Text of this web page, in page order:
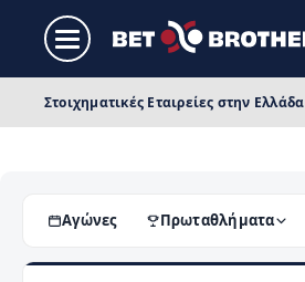
Στοιχηματικές Εταιρείες στην Ελλάδα
Αγώνες Πρωταθλήματα